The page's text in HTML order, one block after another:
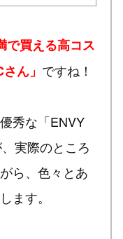
で買える高コス
ん」 ですね！
秀な「ENVY
実際のところ
ら、色々とあ
ます。